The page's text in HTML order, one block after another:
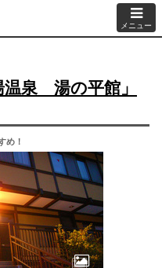
メニュー
泉 湯の平館」
め！